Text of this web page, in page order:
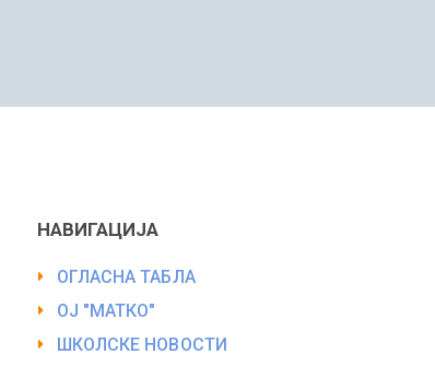
НАВИГАЦИЈА
ОГЛАСНА ТАБЛА
ОЈ "МАТКО"
ШКОЛСКЕ НОВОСТИ